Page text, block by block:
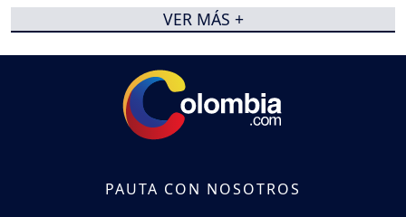
VER MÁS +
PAUTA CON NOSOTROS